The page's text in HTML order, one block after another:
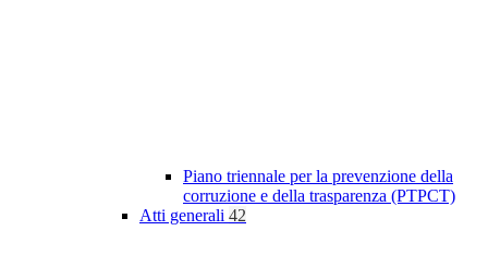
Piano triennale per la prevenzione della
corruzione e della trasparenza (PTPCT)
Atti generali 42